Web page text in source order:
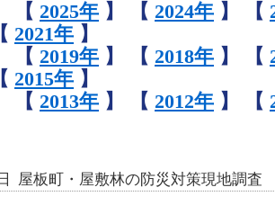
【 2025年 】 【 2024年 】 【
【 2021年 】
【 2019年 】 【 2018年 】 【
【 2015年 】
【 2013年 】 【 2012年 】 【
屋板町・屋敷林の防災対策現地調査